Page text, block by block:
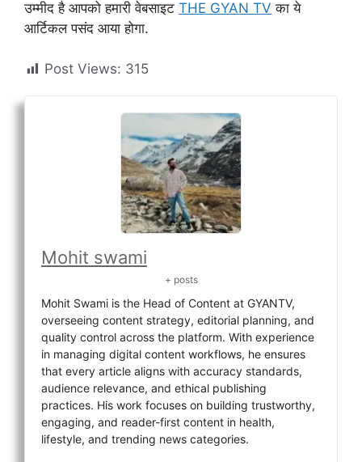
उम्मीद है आपको हमारी वेबसाइट THE GYAN TV का ये
आर्टिकल पसंद आया होगा.
Post Views: 315
Mohit swami
+ posts
Mohit Swami is the Head of Content at GYANTV,
overseeing content strategy, editorial planning, and
quality control across the platform. With experience
in managing digital content workflows, he ensures
that every article aligns with accuracy standards,
audience relevance, and ethical publishing
practices. His work focuses on building trustworthy,
engaging, and reader-first content in health,
lifestyle, and trending news categories.